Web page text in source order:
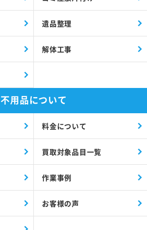
遺品整理
解体工事
不用品について
料金について
買取対象品目一覧
作業事例
お客様の声